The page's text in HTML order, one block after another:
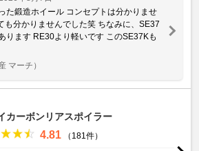
た鍛造ホイール コンセプトは分かりませ
も分かりませんでした笑 ちなみに、SE37
ります RE30より軽いです このSE37Kも
マーチ）
カーボンリアスポイラー
4.81 （181件）